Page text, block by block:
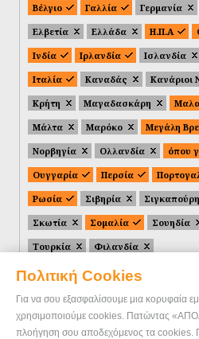
Πολιτική Cookies
Για να σου εξασφαλίσουμε μια κορυφαία
χρησιμοποιούμε cookies. Πατώντας
πλοήγηση σου αποδεχόμενος τα
Βέλγιο
Γαλλία Γερμανία
Ελβετία
Ελλάδα Η.Π.Α
Ινδία
Ιρλανδία Ισλανδία
Ιταλία
Καναδάς Κανάριοι
Κρήτη
Μαγαδασκάρη
Μάλτα
Μαρόκο Μεγάλη
Νορβηγία
Ολλανδία
όπου
Ουγγαρία
Περσία
Ρωσία
Σιβηρία Σιγκαπούρη
Σκωτία
Σομαλία Σουηδία
Τουρκία
Φιλανδία